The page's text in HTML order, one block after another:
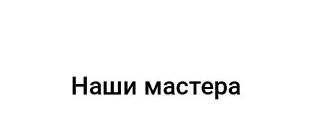
Наши мастера